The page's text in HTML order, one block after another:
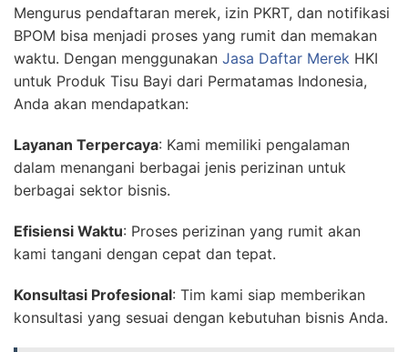
Mengurus pendaftaran merek, izin PKRT, dan notifikasi
BPOM bisa menjadi proses yang rumit dan memakan
waktu. Dengan menggunakan Jasa Daftar Merek HKI
untuk Produk Tisu Bayi dari Permatamas Indonesia,
Anda akan mendapatkan:
Layanan Terpercaya: Kami memiliki pengalaman
dalam menangani berbagai jenis perizinan untuk
berbagai sektor bisnis.
Efisiensi Waktu: Proses perizinan yang rumit akan
kami tangani dengan cepat dan tepat.
Konsultasi Profesional: Tim kami siap memberikan
konsultasi yang sesuai dengan kebutuhan bisnis Anda.